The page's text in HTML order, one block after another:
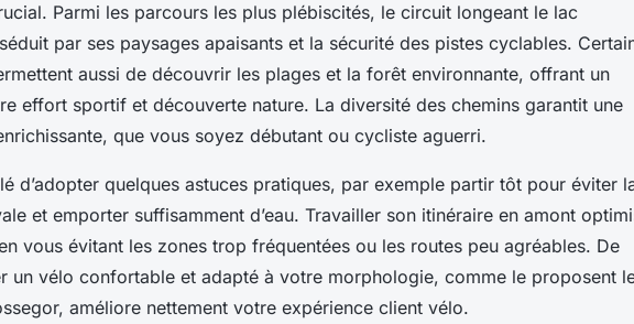
Parmi les parcours les plus plébiscités, le circuit longeant le lac
par ses paysages apaisants et la sécurité des pistes cyclables.
aussi de découvrir les plages et la forêt environnante, offrant un
effort sportif et découverte nature. La diversité des chemins garantit une
que vous soyez débutant ou cycliste aguerri.
d’adopter quelques astuces pratiques, par exemple partir tôt pour éviter
et emporter suffisamment d’eau. Travailler son itinéraire en amont
vous évitant les zones trop fréquentées ou les routes peu agréables. De
un vélo confortable et adapté à votre morphologie, comme le proposent
améliore nettement votre expérience client vélo.